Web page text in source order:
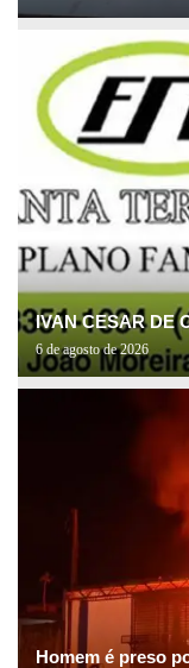
IVAN CESAR DE
6 de agosto de 2026
Homem é preso